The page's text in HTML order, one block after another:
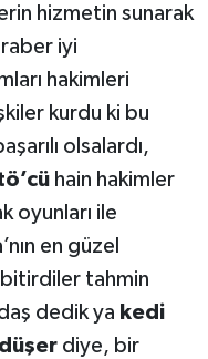
hizmetin sunarak
iyi
hakimleri
kurdu ki bu
olsalardı,
hain hakimler
oyunları ile
en güzel
tahmin
dedik ya kedi
diye, bir